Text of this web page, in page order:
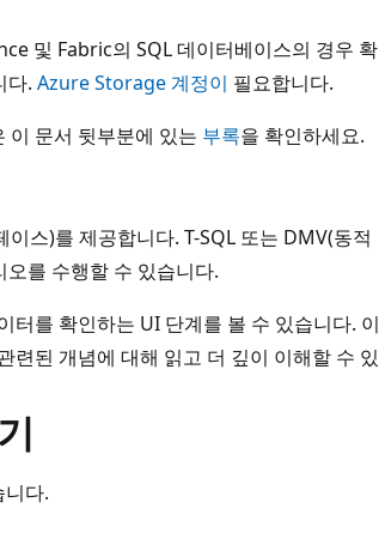
및 Fabric의 SQL 데이터베이스의 경우 확
다. Azure Storage 계정이 필요합니다.
이 문서 뒷부분에 있는 부록을 확인하세요.
스)를 제공합니다. T-SQL 또는 DMV(동적
를 수행할 수 있습니다.
터를 확인하는 UI 단계를 볼 수 있습니다. 이
련된 개념에 대해 읽고 더 깊이 이해할 수 있
다.